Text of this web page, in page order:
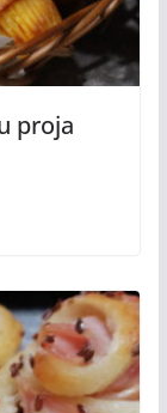
proja